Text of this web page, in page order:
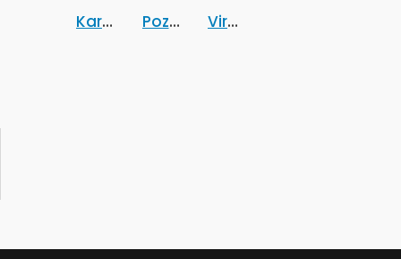
Karlovacka zupanija
Pozesko-slavonska zupanija
Viroviticko-podravska